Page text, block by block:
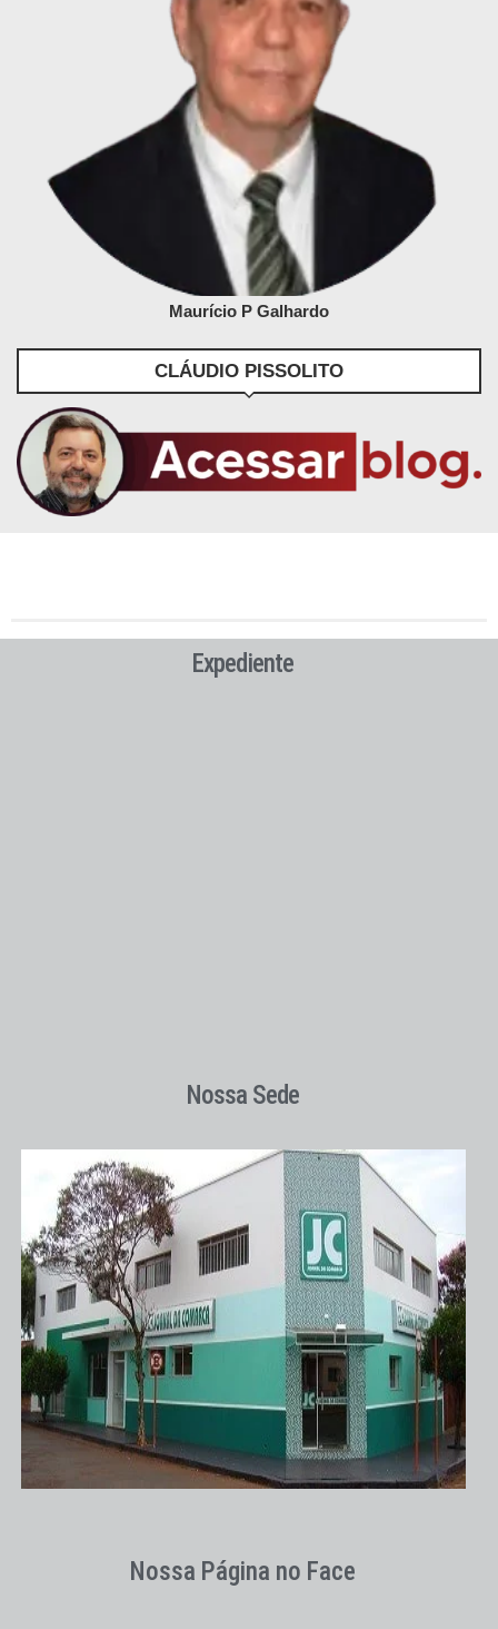
Maurício P Galhardo
CLÁUDIO PISSOLITO
Expediente
Nossa Sede
Nossa Página no Face